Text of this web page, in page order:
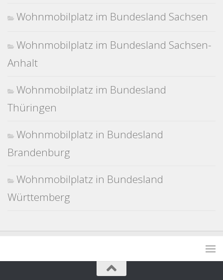
Wohnmobilplatz im Bundesland Sachsen
Wohnmobilplatz im Bundesland Sachsen-
Anhalt
Wohnmobilplatz im Bundesland
Thüringen
Wohnmobilplatz in Bundesland
Brandenburg
Wohnmobilplatz in Bundesland
Württemberg